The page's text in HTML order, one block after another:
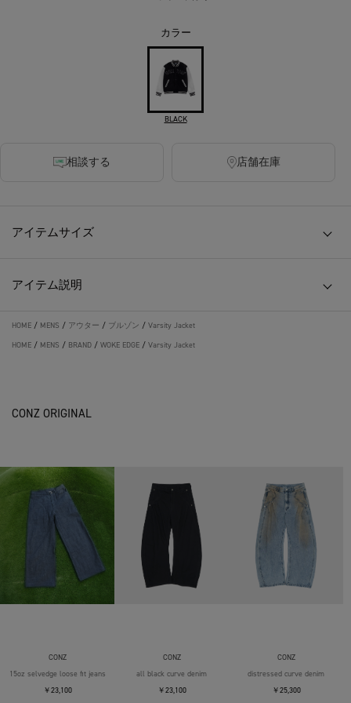
カラー
BLACK
相談する 店舗在庫
アイテムサイズ
アイテム説明
HOME / MENS / アウター / ブルゾン / Varsity Jacket
HOME / MENS / BRAND / WOKE EDGE / Varsity Jacket
CONZ ORIGINAL
CONZ
15oz selvedge loose fit jeans
￥23,100
CONZ
all black curve denim
￥23,100
CONZ
distressed curve denim
￥25,300